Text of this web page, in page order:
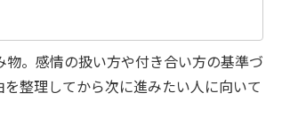
。感情の扱い方や付き合い方の基準づ
整理してから次に進みたい人に向いて